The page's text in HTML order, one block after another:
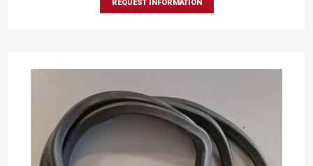
REQUEST INFORMATION